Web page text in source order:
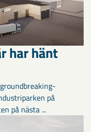
har hänt
på
på nästa ...